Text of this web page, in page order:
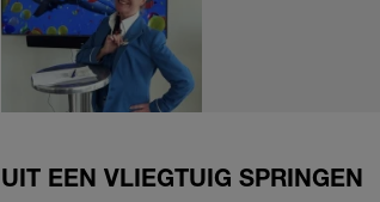
UIT EEN VLIEGTUIG SPRINGEN